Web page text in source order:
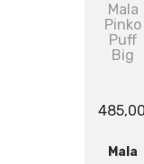
Mala
Pinko
Puff
Big
485,00
Mala